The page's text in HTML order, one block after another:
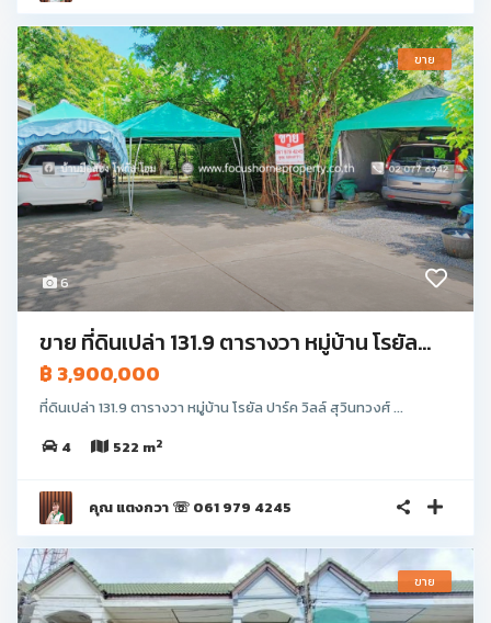
6
ขาย
ขาย ที่ดินเปล่า 131.9 ตารางวา หมู่บ้าน โรยัล...
฿ 3,900,000
ที่ดินเปล่า 131.9 ตารางวา หมู่บ้าน โรยัล ปาร์ค วิลล์ สุวินทวงศ์ ...
4
522 m2
คุณ แตงกวา ☏ 061 979 4245
ขาย